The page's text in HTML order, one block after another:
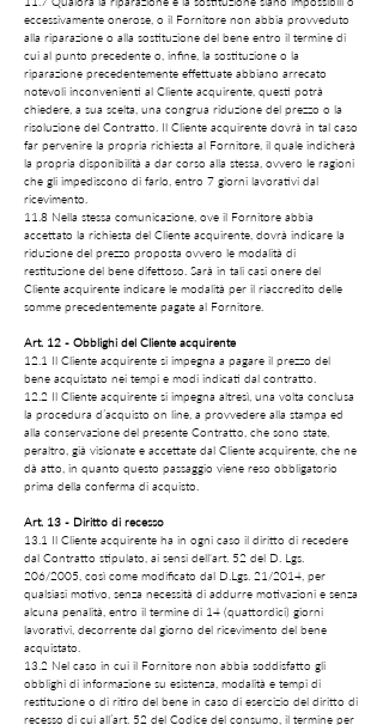
eccessivamente onerose, o il Fornitore non abbia provveduto
alla riparazione o alla sostituzione del bene entro il termine di
cui al punto precedente o, infine, la sostituzione o la
riparazione precedentemente effettuate abbiano arrecato
notevoli inconvenienti al Cliente acquirente, questi potrà
chiedere, a sua scelta, una congrua riduzione del prezzo o la
risoluzione del Contratto. Il Cliente acquirente dovrà in tal caso
far pervenire la propria richiesta al Fornitore, il quale indicherà
la propria disponibilità a dar corso alla stessa, ovvero le ragioni
che gli impediscono di farlo, entro 7 giorni lavorativi dal
ricevimento.
11.8 Nella stessa comunicazione, ove il Fornitore abbia
accettato la richiesta del Cliente acquirente, dovrà indicare la
riduzione del prezzo proposta ovvero le modalità di
restituzione del bene difettoso. Sarà in tali casi onere del
Cliente acquirente indicare le modalità per il riaccredito delle
somme precedentemente pagate al Fornitore.
Art. 12 - Obblighi del Cliente acquirente
12.1 Il Cliente acquirente si impegna a pagare il prezzo del
bene acquistato nei tempi e modi indicati dal contratto.
12.2 Il Cliente acquirente si impegna altresì, una volta conclusa
la procedura d’acquisto on line, a provvedere alla stampa ed
alla conservazione del presente Contratto, che sono state,
peraltro, già visionate e accettate dal Cliente acquirente, che ne
dà atto, in quanto questo passaggio viene reso obbligatorio
prima della conferma di acquisto.
Art. 13 - Diritto di recesso
13.1 Il Cliente acquirente ha in ogni caso il diritto di recedere
dal Contratto stipulato, ai sensi dell'art. 52 del D. Lgs.
206/2005, così come modificato dal D.Lgs. 21/2014, per
qualsiasi motivo, senza necessità di addurre motivazioni e senza
alcuna penalità, entro il termine di 14 (quattordici) giorni
lavorativi, decorrente dal giorno del ricevimento del bene
acquistato.
13.2 Nel caso in cui il Fornitore non abbia soddisfatto gli
obblighi di informazione su esistenza, modalità e tempi di
restituzione o di ritiro del bene in caso di esercizio del diritto di
recesso di cui all’art. 52 del Codice del consumo, il termine per